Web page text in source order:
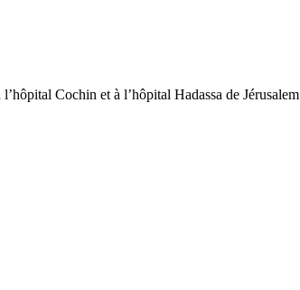
Cochin et à l’hôpital Hadassa de Jérusalem